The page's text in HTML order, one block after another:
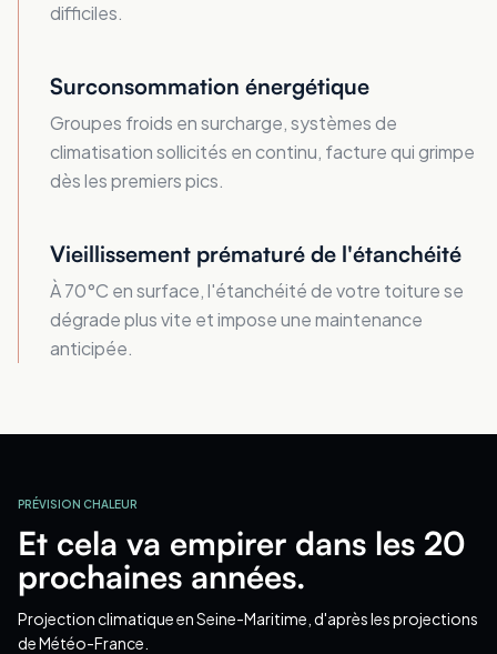
difficiles.
Surconsommation énergétique
Groupes froids en surcharge, systèmes de
climatisation sollicités en continu, facture qui grimpe
dès les premiers pics.
Vieillissement prématuré de l'étanchéité
À 70°C en surface, l'étanchéité de votre toiture se
dégrade plus vite et impose une maintenance
anticipée.
PRÉVISION CHALEUR
Et cela va empirer dans les 20
prochaines années.
Projection climatiqueen Seine-Maritime , d'après les projections
de Météo-France.